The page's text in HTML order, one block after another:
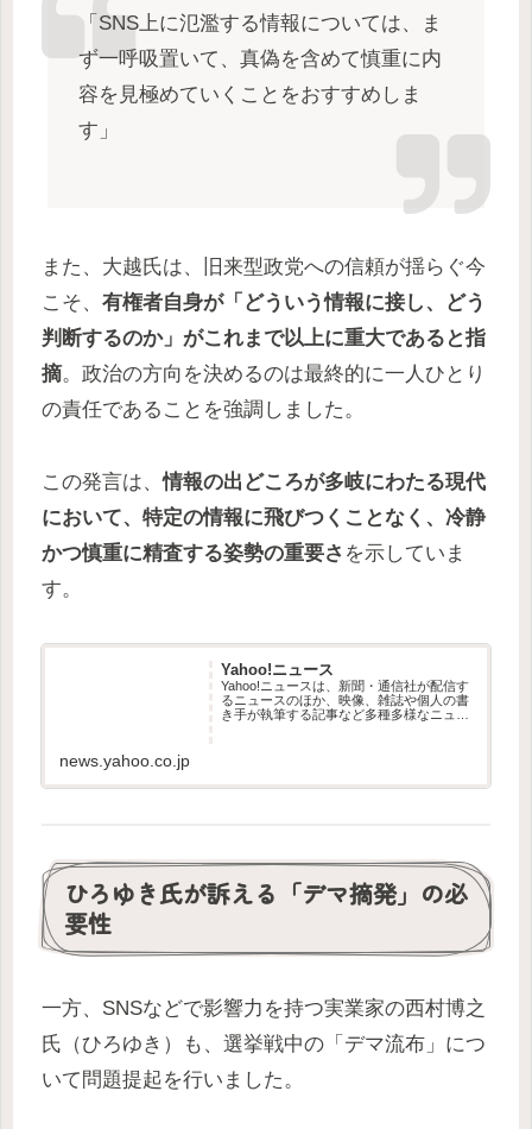
「SNS上に氾濫する情報については、ま
ず一呼吸置いて、真偽を含めて慎重に内
容を見極めていくことをおすすめしま
す」
また、大越氏は、旧来型政党への信頼が揺らぐ今
こそ、 有権者自身が「どういう情報に接し、どう
判断するのか」がこれまで以上に重大であると指
摘。政治の方向を決めるのは最終的に一人ひとり
の責任であることを強調しました。
この発言は、情報の出どころが多岐にわたる現代
において、特定の情報に飛びつくことなく、冷静
かつ慎重に精査する姿勢の重要さ を示していま
す。
Yahoo!ニュース
Yahoo!ニュースは、新聞・通信社が配信す
るニュースのほか、映像、雑誌や個人の書
き手が執筆する記事など多種多様なニュー
news.yahoo.co.jp
ひろゆき氏が訴える「デマ摘発」の必
要性
一方、SNSなどで影響力を持つ実業家の西村博之
氏（ひろゆき）も、選挙戦中の「デマ流布」につ
いて問題提起を行いました。